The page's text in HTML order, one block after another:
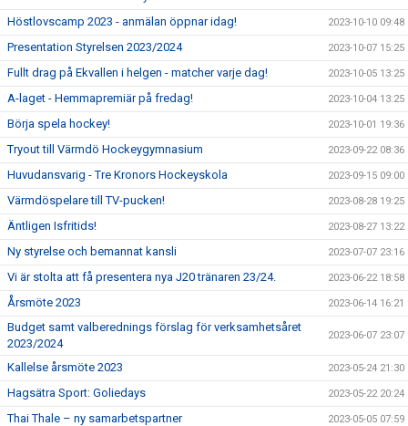
Höstlovscamp 2023 - anmälan öppnar idag! 2023-10-10 09:48
Presentation Styrelsen 2023/2024 2023-10-07 15:25
Fullt drag på Ekvallen i helgen - matcher varje dag! 2023-10-05 13:25
A-laget - Hemmapremiär på fredag! 2023-10-04 13:25
Börja spela hockey! 2023-10-01 19:36
Tryout till Värmdö Hockeygymnasium 2023-09-22 08:36
Huvudansvarig - Tre Kronors Hockeyskola 2023-09-15 09:00
Värmdöspelare till TV-pucken! 2023-08-28 19:25
Äntligen Isfritids! 2023-08-27 13:22
Ny styrelse och bemannat kansli 2023-07-07 23:16
Vi är stolta att få presentera nya J20 tränaren 23/24. 2023-06-22 18:58
Årsmöte 2023 2023-06-14 16:21
Budget samt valberednings förslag för verksamhetsåret
2023/2024
2023-06-07 23:07
Kallelse årsmöte 2023 2023-05-24 21:30
Hagsätra Sport: Goliedays 2023-05-22 20:24
Thai Thale – ny samarbetspartner 2023-05-05 07:59